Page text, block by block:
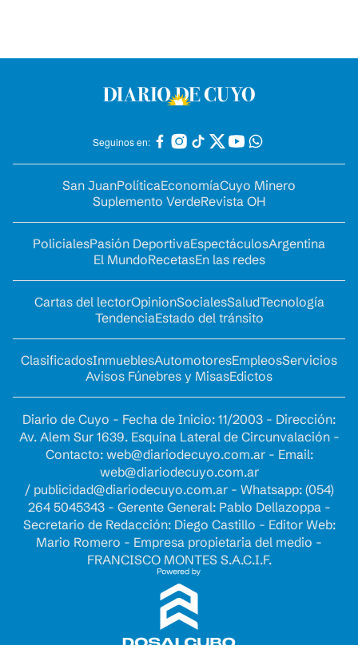
Seguinos en:
San JuanPolíticaEconomíaCuyo Minero
Suplemento VerdeRevista OH
PolicialesPasión DeportivaEspectáculosArgentina
El MundoRecetasEn las redes
Cartas del lectorOpinionSocialesSaludTecnología
TendenciaEstado del tránsito
ClasificadosInmueblesAutomotoresEmpleosServicios
Avisos Fúnebres y MisasEdictos
Diario de Cuyo - Fecha de Inicio: 11/2003 - Dirección:
Av. Alem Sur 1639. Esquina Lateral de Circunvalación -
Contacto: web@diariodecuyo.com.ar- Email:
web@diariodecuyo.com.ar
/ publicidad@diariodecuyo.com.ar- Whatsapp: (054)
264 5045343 - Gerente General: Pablo Dellazoppa -
Secretario de Redacción: Diego Castillo - Editor Web:
Mario Romero - Empresa propietaria del medio -
FRANCISCO MONTES S.A.C.I.F.